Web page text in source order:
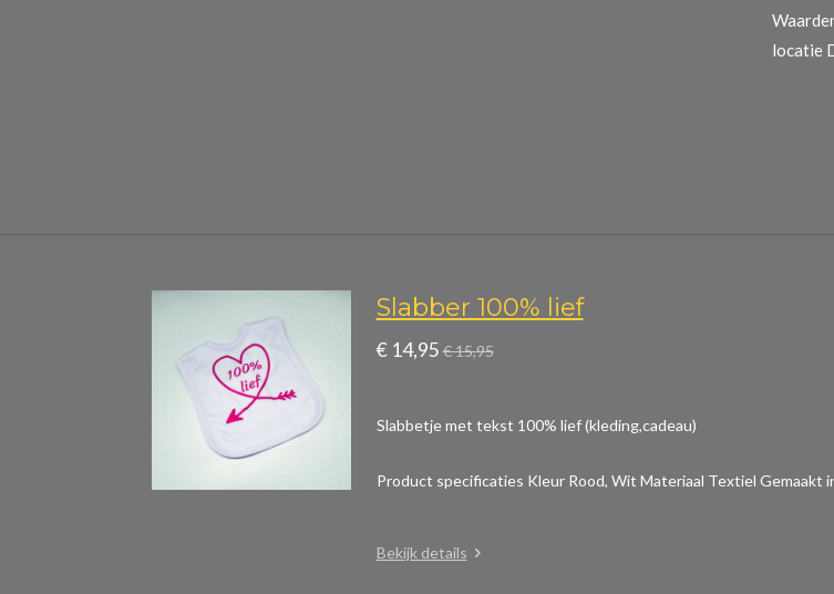
locatie
Slabber 100% lief
€ 14,95 € 15,95
Slabbetje met tekst 100% lief (kleding,cadeau)
Product specificaties Kleur Rood, Wit Materiaal Textiel Gemaakt
Bekijk details